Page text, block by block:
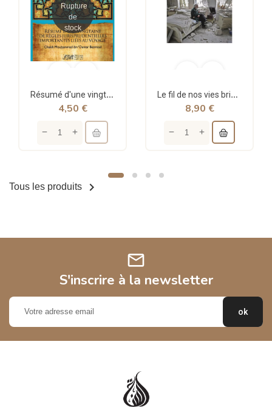
Rupture
de
stock
Résumé d'une vingtaine de règles jurisprudentielles liées au voyage - Bazmoul - Héritage...
4,50 €
Le fil de nos vies brisées - poche - Cécile Hennion - Points
8,90 €
Tous les produits 
mail
S'inscrire à la newsletter